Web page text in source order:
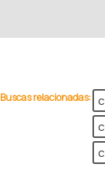
Buscas relacionadas: